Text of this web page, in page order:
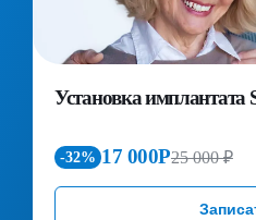
Установка имплантата
-32% 17 000Р25 000 ₽